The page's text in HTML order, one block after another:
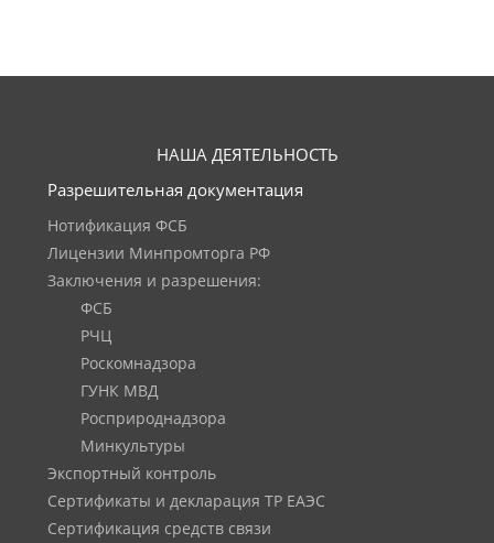
НАША ДЕЯТЕЛЬНОСТЬ
Разрешительная документация
Нотификация ФСБ
Лицензии Минпромторга РФ
Заключения и разрешения:
ФСБ
РЧЦ
Роскомнадзора
ГУНК МВД
Росприроднадзора
Минкультуры
Экспортный контроль
Сертификаты и декларация ТР ЕАЭС
Сертификация средств связи